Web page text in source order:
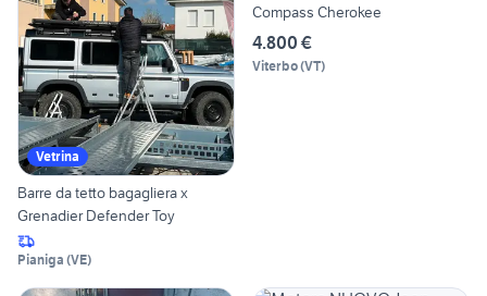
Vetrina
Barre da tetto bagagliera x
Grenadier Defender Toy
Pianiga (VE)
Compass Cherokee
4.800 €
Viterbo(VT)